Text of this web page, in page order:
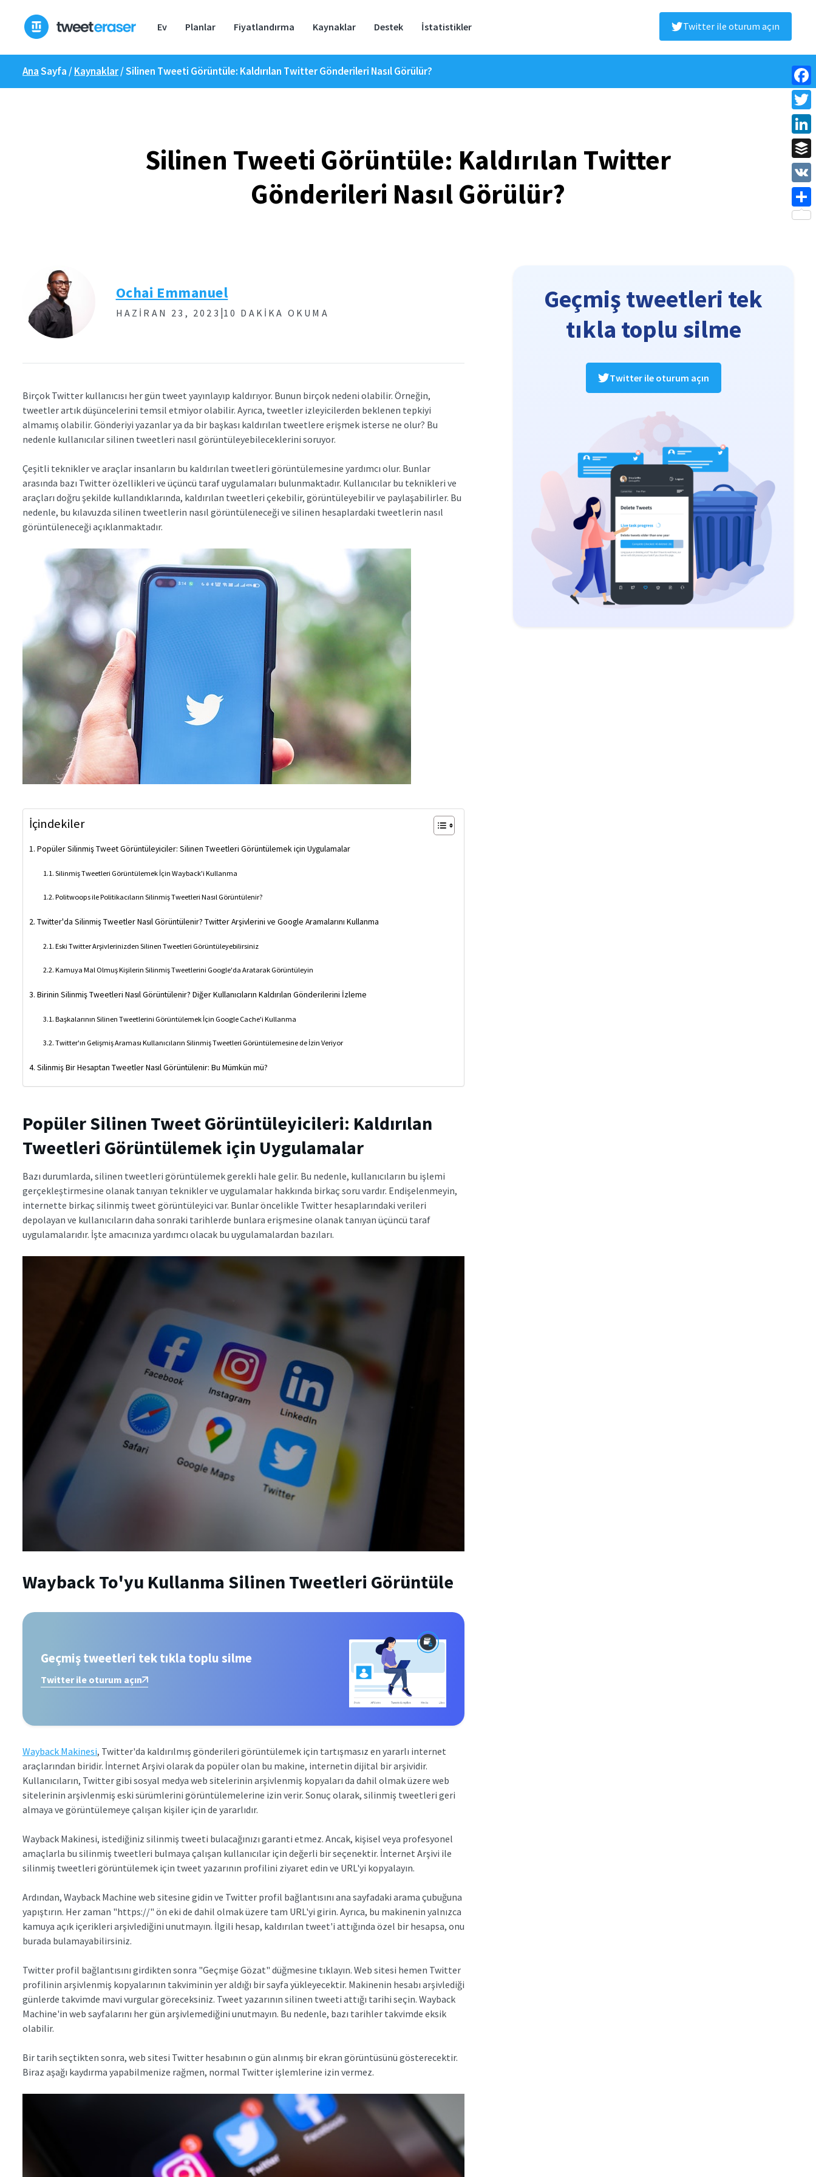
Ev Planlar Fiyatlandırma Kaynaklar Destek İstatistikler Twitter ile oturum açın
AnaSayfa /Kaynaklar/Silinen Tweeti Görüntüle: Kaldırılan Twitter Gönderileri Nasıl Görülür?
Silinen Tweeti Görüntüle: Kaldırılan Twitter
Gönderileri Nasıl Görülür?
Ochai Emmanuel
HAZIRAN 23, 2023 |10 DAKIKA OKUMA
Birçok Twitter kullanıcısı her gün tweet yayınlayıp kaldırıyor. Bunun birçok nedeni olabilir. Örneğin,
tweetler artık düşüncelerini temsil etmiyor olabilir. Ayrıca, tweetler izleyicilerden beklenen tepkiyi
almamış olabilir. Gönderiyi yazanlar ya da bir başkası kaldırılan tweetlere erişmek isterse ne olur? Bu
nedenle kullanıcılar silinen tweetleri nasıl görüntüleyebileceklerini soruyor.
Çeşitli teknikler ve araçlar insanların bu kaldırılan tweetleri görüntülemesine yardımcı olur. Bunlar
arasında bazı Twitter özellikleri ve üçüncü taraf uygulamaları bulunmaktadır. Kullanıcılar bu teknikleri ve
araçları doğru şekilde kullandıklarında, kaldırılan tweetleri çekebilir, görüntüleyebilir ve paylaşabilirler. Bu
nedenle, bu kılavuzda silinen tweetlerin nasıl görüntüleneceği ve silinen hesaplardaki tweetlerin nasıl
görüntüleneceği açıklanmaktadır.
İçindekiler
Popüler Silinmiş Tweet Görüntüleyiciler: Silinen Tweetleri Görüntülemek için Uygulamalar
Silinmiş Tweetleri Görüntülemek İçin Wayback'i Kullanma
Politwoops ile Politikacıların Silinmiş Tweetleri Nasıl Görüntülenir?
Twitter'da Silinmiş Tweetler Nasıl Görüntülenir? Twitter Arşivlerini ve Google Aramalarını Kullanma
Eski Twitter Arşivlerinizden Silinen Tweetleri Görüntüleyebilirsiniz
Kamuya Mal Olmuş Kişilerin Silinmiş Tweetlerini Google'da Aratarak Görüntüleyin
Birinin Silinmiş Tweetleri Nasıl Görüntülenir? Diğer Kullanıcıların Kaldırılan Gönderilerini İzleme
Başkalarının Silinen Tweetlerini Görüntülemek İçin Google Cache'i Kullanma
Twitter'ın Gelişmiş Araması Kullanıcıların Silinmiş Tweetleri Görüntülemesine de İzin Veriyor
Silinmiş Bir Hesaptan Tweetler Nasıl Görüntülenir: Bu Mümkün mü?
PopülerSilinen Tweet Görüntüleyicileri: Kaldırılan
Tweetleri Görüntülemek için Uygulamalar
Bazı durumlarda, silinen tweetleri görüntülemek gerekli hale gelir. Bu nedenle, kullanıcıların bu işlemi
gerçekleştirmesine olanak tanıyan teknikler ve uygulamalar hakkında birkaç soru vardır. Endişelenmeyin,
internette birkaç silinmiş tweet görüntüleyici var. Bunlar öncelikle Twitter hesaplarındaki verileri
depolayan ve kullanıcıların daha sonraki tarihlerde bunlara erişmesine olanak tanıyan üçüncü taraf
uygulamalarıdır. İşte amacınıza yardımcı olacak bu uygulamalardan bazıları.
Wayback To'yu Kullanma Silinen Tweetleri Görüntüle
Geçmiş tweetleri tek tıkla toplu silme
Twitter ile oturum açın
Wayback Makinesi, Twitter'da kaldırılmış gönderileri görüntülemek için tartışmasız en yararlı internet
araçlarından biridir. İnternet Arşivi olarak da popüler olan bu makine, internetin dijital bir arşividir.
Kullanıcıların, Twitter gibi sosyal medya web sitelerinin arşivlenmiş kopyaları da dahil olmak üzere web
sitelerinin arşivlenmiş eski sürümlerini görüntülemelerine izin verir. Sonuç olarak, silinmiş tweetleri geri
almaya ve görüntülemeye çalışan kişiler için de yararlıdır.
Wayback Makinesi, istediğiniz silinmiş tweeti bulacağınızı garanti etmez. Ancak, kişisel veya profesyonel
amaçlarla bu silinmiş tweetleri bulmaya çalışan kullanıcılar için değerli bir seçenektir. İnternet Arşivi ile
silinmiş tweetleri görüntülemek için tweet yazarının profilini ziyaret edin ve URL'yi kopyalayın.
Ardından, Wayback Machine web sitesine gidin ve Twitter profil bağlantısını ana sayfadaki arama çubuğuna
yapıştırın. Her zaman "https://" ön eki de dahil olmak üzere tam URL'yi girin. Ayrıca, bu makinenin yalnızca
kamuya açık içerikleri arşivlediğini unutmayın. İlgili hesap, kaldırılan tweet'i attığında özel bir hesapsa, onu
burada bulamayabilirsiniz.
Twitter profil bağlantısını girdikten sonra "Geçmişe Gözat" düğmesine tıklayın. Web sitesi hemen Twitter
profilinin arşivlenmiş kopyalarının takviminin yer aldığı bir sayfa yükleyecektir. Makinenin hesabı arşivlediği
günlerde takvimde mavi vurgular göreceksiniz. Tweet yazarının silinen tweeti attığı tarihi seçin. Wayback
Machine'in web sayfalarını her gün arşivlemediğini unutmayın. Bu nedenle, bazı tarihler takvimde eksik
olabilir.
Bir tarih seçtikten sonra, web sitesi Twitter hesabının o gün alınmış bir ekran görüntüsünü gösterecektir.
Biraz aşağı kaydırma yapabilmenize rağmen, normal Twitter işlemlerine izin vermez.
Geçmiş tweetleri tek
tıkla toplu silme
Twitter ile oturum açın
VK